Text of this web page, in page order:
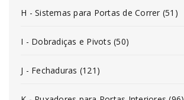
H - Sistemas para Portas de Correr (51)
I - Dobradiças e Pivots (50)
J - Fechaduras (121)